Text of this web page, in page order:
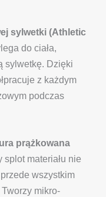
sylwetki (Athletic
do ciała,
sylwetkę. Dzięki
z każdym
podczas
prążkowana
splot materiału nie
wszystkim
mikro-